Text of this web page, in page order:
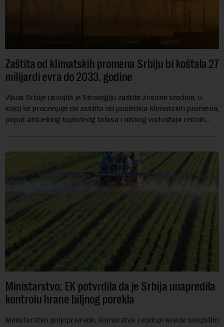
Zaštita od klimatskih promena Srbiju bi koštala 27
milijardi evra do 2033. godine
Vlada Srbije usvojila je Strategiju zaštite životne sredine, u
kojoj se procenjuje da zaštita od posledica klimatskih promena,
poput aktuelnog toplotnog talasa i niskog vodostaja rečnih
Ministarstvo: EK potvrdila da je Srbija unapredila
kontrolu hrane biljnog porekla
Ministarstvo poljoprivrede, šumarstva i vodoprivrede saopštilo